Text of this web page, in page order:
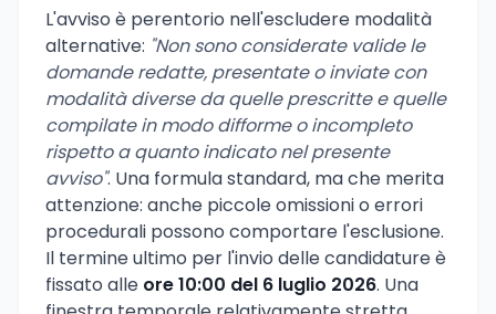
L'avviso è perentorio nell'escludere modalità
alternative: "Non sono considerate valide le
domande redatte, presentate o inviate con
modalità diverse da quelle prescritte e quelle
compilate in modo difforme o incompleto
rispetto a quanto indicato nel presente
avviso". Una formula standard, ma che merita
attenzione: anche piccole omissioni o errori
procedurali possono comportare l'esclusione.
Il termine ultimo per l'invio delle candidature è
fissato alle ore 10:00 del 6 luglio 2026. Una